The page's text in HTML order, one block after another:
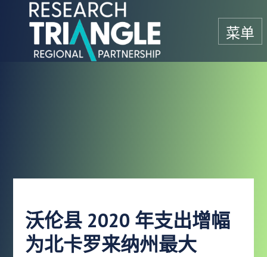
跳至内容
菜单
沃伦县 2020 年支出增幅
为北卡罗来纳州最大